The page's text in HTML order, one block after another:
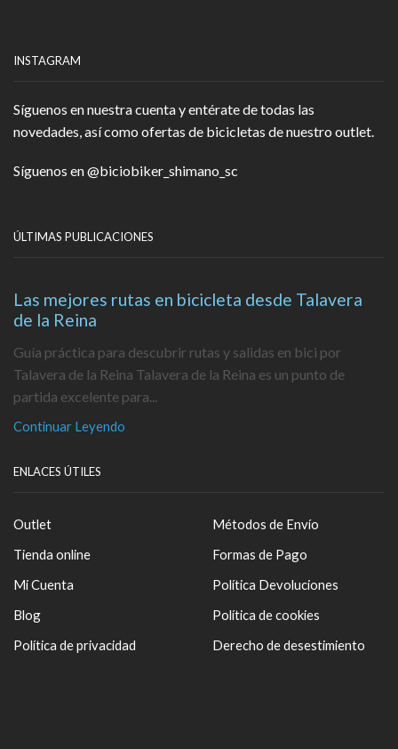
INSTAGRAM
Síguenos en nuestra cuenta y entérate de todas las
novedades, así como ofertas de bicicletas de nuestro outlet.
Síguenos en@biciobiker_shimano_sc
ÚLTIMAS PUBLICACIONES
Las mejores rutas en bicicleta desde Talavera
de la Reina
Guía práctica para descubrir rutas y salidas en bici por
Talavera de la Reina Talavera de la Reina es un punto de
partida excelente para...
Continuar Leyendo
ENLACES ÚTILES
Outlet
Tienda online
Mi Cuenta
Blog
Política de privacidad
Métodos de Envío
Formas de Pago
Política Devoluciones
Política de cookies
Derecho de desestimiento